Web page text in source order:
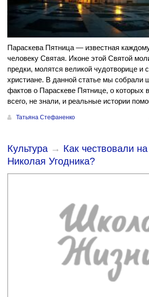
Параскева Пятница — известная
человеку Святая. Иконе этой Святой
предки, молятся великой чудотворице и
христиане. В данной статье мы собрали
фактов о Параскеве Пятнице, о которых
всего, не знали, и реальные истории
Татьяна Стефаненко
Культура → Как чествовали
Николая Угодника?